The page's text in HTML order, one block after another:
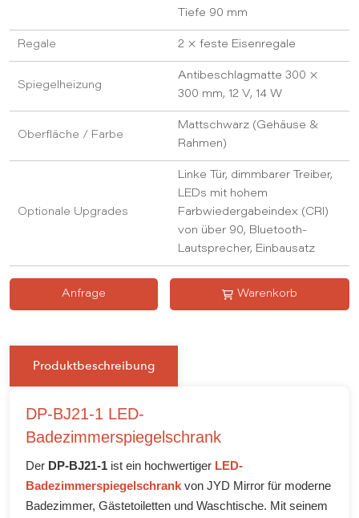
Tiefe 90 mm
Regale 2 × feste Eisenregale
Spiegelheizung
Antibeschlagmatte 300 ×
300 mm, 12 V, 14 W
Oberfläche / Farbe
Mattschwarz (Gehäuse &
Rahmen)
Optionale Upgrades
Linke Tür, dimmbarer Treiber,
LEDs mit hohem
Farbwiedergabeindex (CRI)
von über 90, Bluetooth-
Lautsprecher, Einbausatz
Anfrage Warenkorb
Produktbeschreibung
DP-BJ21-1 LED-
Badezimmerspiegelschrank
Der DP-BJ21-1 ist ein hochwertiger LED-
Badezimmerspiegelschrank von JYD Mirror für moderne
Badezimmer, Gästetoiletten und Waschtische. Mit seinem